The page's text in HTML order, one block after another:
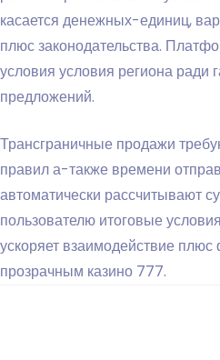
касается денежных-единиц,
плюс законодательства.
условия условия региона ради
предложений.
Трансграничные продажи
правил а-также времени
автоматически рассчитывают
пользователю итоговые
ускоряет взаимодействие
прозрачным казино 777.